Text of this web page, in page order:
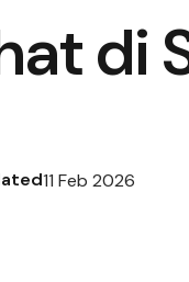
di
11 Feb 2026